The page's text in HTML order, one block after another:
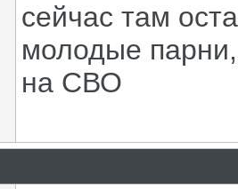
сейчас там
молодые
на СВО